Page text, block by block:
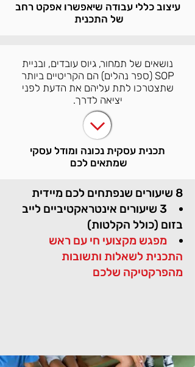
עיצוב כללי עבודה שיאפשרו אפקט רחב
של התכנית
נושאים של תמחור, גיוס עובדים, ובניית
SOP (ספר נהלים) הם הקריטיים ביותר
שתצטרכו לתת עליהם את הדעת לפני
יציאה לדרך.
תכנית עסקית נכונה ומודל עסקי
שמתאים לכם
8 שיעורים שנפתחים לכם מיידית
3 שיעורים אינטראקטיביים לייב
בזום (כולל הקלטות)
מפגש מקצועי חי עם ראש
התכנית לשאלות ותשובות
מהפרקטיקה שלכם